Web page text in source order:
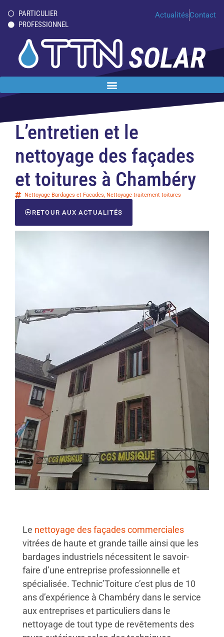
PARTICULIER
PROFESSIONNEL
ActualitésContact
L’entretien et le
nettoyage des façades
et toitures à Chambéry
Nettoyage Bardages et Facades, Nettoyage traitement toitures
RETOUR AUX ACTUALITÉS
Le nettoyage des façades commerciales
vitrées de haute et grande taille ainsi que les
bardages industriels nécessitent le savoir-
faire d’une entreprise professionnelle et
spécialisée. Technic’Toiture c’est plus de 10
ans d’expérience à Chambéry dans le service
aux entreprises et particuliers dans le
nettoyage de tout type de revêtements des